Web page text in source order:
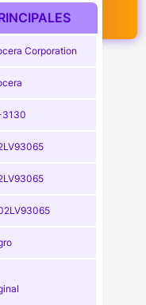
Corporation
3130